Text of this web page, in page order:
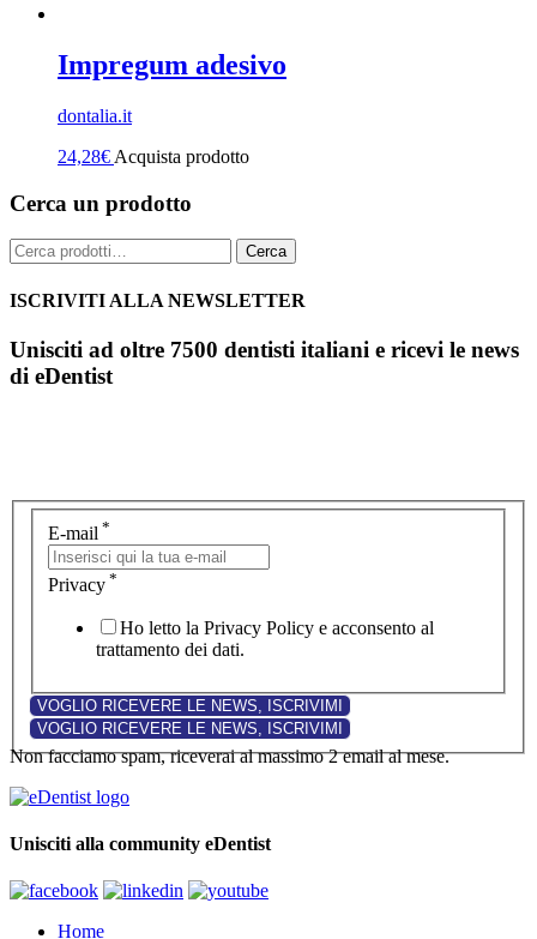
Impregum adesivo
dontalia.it
24,28€ Acquista prodotto
Cerca un prodotto
Cerca: Cerca
ISCRIVITI ALLA NEWSLETTER
Unisciti ad oltre 7500 dentisti italiani e ricevi le news
di eDentist
E-mail *
Privacy *
Ho letto la Privacy Policy e acconsento al
trattamento dei dati.
Non facciamo spam, riceverai al massimo 2 email al mese.
Unisciti alla community eDentist
Home